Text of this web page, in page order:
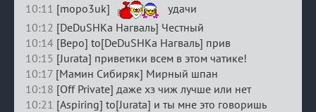
10:11 [mopo3uk]
удачи
10:12 [DeDuSHKa Нагваль] Честный
10:14 [Веро] to[DeDuSHKa Нагваль] прив
10:15 [Jurata] приветики всем в этом чатике!
10:17 [Мамин Сибиряк] Мирный шпан
10:18 [Off Private] даже хз чиж лучше или нет
10:21 [Aspiring] to[Jurata] и ты мне это говоришь